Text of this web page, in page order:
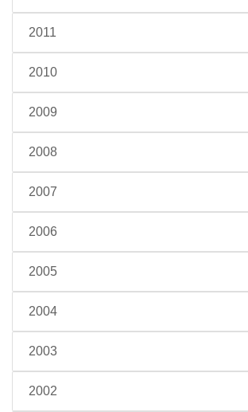
2011
2010
2009
2008
2007
2006
2005
2004
2003
2002